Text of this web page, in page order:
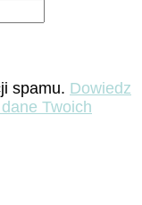
spamu. Dowiedz
Twoich